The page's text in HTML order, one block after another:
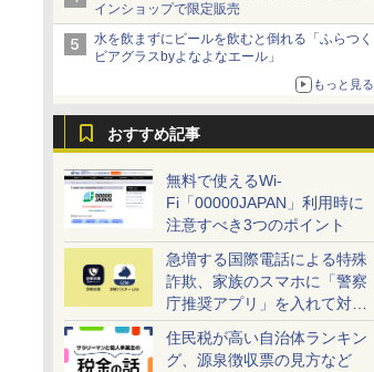
インショップで限定販売
水を飲まずにビールを飲むと倒れる「ふらつく
ビアグラスbyよなよなエール」
もっと見る
おすすめ記事
無料で使えるWi-
Fi「00000JAPAN」利用時に
注意すべき3つのポイント
急増する国際電話による特殊
詐欺、家族のスマホに「警察
庁推奨アプリ」を入れて対策
しよう！
住民税が高い自治体ランキン
グ、源泉徴収票の見方など